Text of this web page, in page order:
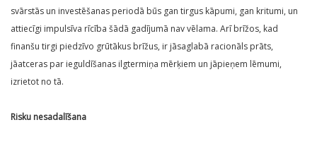
svārstās un investēšanas periodā būs gan tirgus kāpumi, gan kritumi, un
attiecīgi impulsīva rīcība šādā gadījumā nav vēlama. Arī brīžos, kad
finanšu tirgi piedzīvo grūtākus brīžus, ir jāsaglabā racionāls prāts,
jāatceras par ieguldīšanas ilgtermiņa mērķiem un jāpieņem lēmumi,
izrietot no tā.
Risku nesadalīšana